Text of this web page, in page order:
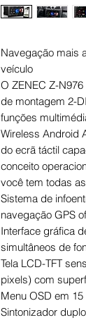
Navegação mais
veículo
O ZENEC Z-
de montagem 2-
funções
Wireless Android
do ecrã táctil
conceito
você tem todas
Sistema de
navegação GPS
Interface gráfica
simultâneos de
Tela LCD-TFT
pixels) com
Menu OSD em
Sintonizador